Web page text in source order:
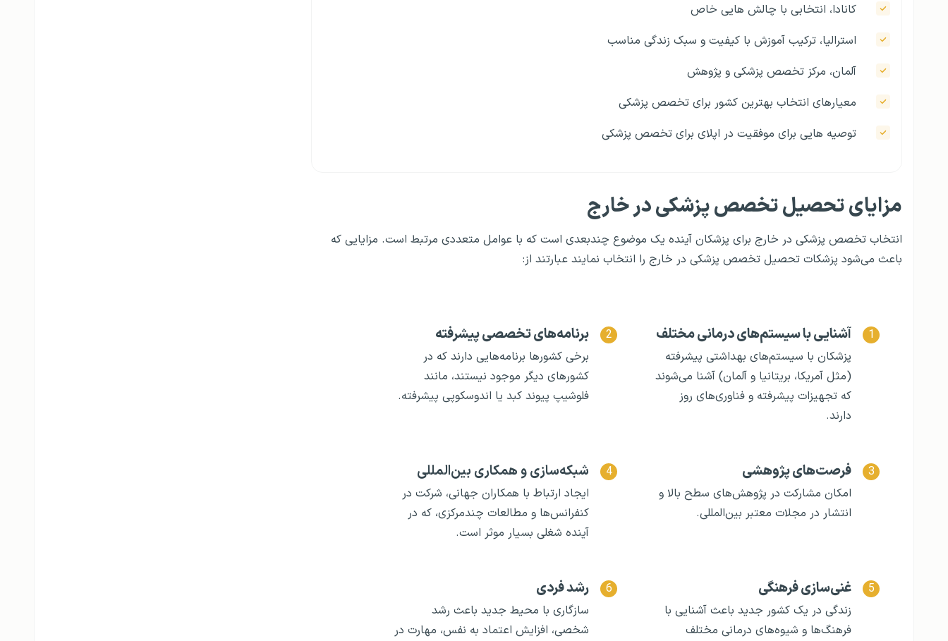
کانادا، انتخابی با چالش‌ هایی خاص
استرالیا، ترکیب آموزش با کیفیت و سبک زندگی مناسب
آلمان، مرکز تخصص پزشکی و پژوهش
معیارهای انتخاب بهترین کشور برای تخصص پزشکی
توصیه‌ هایی برای موفقیت در اپلای برای تخصص پزشکی
مزایای تحصیل تخصص پزشکی در خارج
انتخاب تخصص پزشکی در خارج برای پزشکان آینده یک موضوع چندبعدی است که با عوامل متعددی مرتبط است. مزایایی که
باعث می‌شود پزشکات تحصیل تخصص پزشکی در خارج را انتخاب نمایند عبارتند از:
آشنایی با سیستم‌های درمانی مختلف
پزشکان با سیستم‌های بهداشتی پیشرفته
(مثل آمریکا، بریتانیا و آلمان) آشنا می‌شوند
که تجهیزات پیشرفته و فناوری‌های روز
دارند.
برنامه‌های تخصصی پیشرفته
برخی کشورها برنامه‌هایی دارند که در
کشورهای دیگر موجود نیستند، مانند
فلوشیپ پیوند کبد یا اندوسکوپی پیشرفته.
فرصت‌های پژوهشی
امکان مشارکت در پژوهش‌های سطح بالا و
انتشار در مجلات معتبر بین‌المللی.
شبکه‌سازی و همکاری بین‌المللی
ایجاد ارتباط با همکاران جهانی، شرکت در
کنفرانس‌ها و مطالعات چندمرکزی، که در
آینده شغلی بسیار موثر است.
غنی‌سازی فرهنگی
زندگی در یک کشور جدید باعث آشنایی با
فرهنگ‌ها و شیوه‌های درمانی مختلف
رشد فردی
سازگاری با محیط جدید باعث رشد
شخصی، افزایش اعتماد به نفس، مهارت در